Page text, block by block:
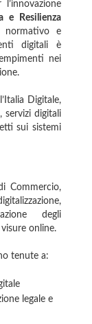
e Resilienza
normativo e
digitali è
nei
Digitale,
servizi digitali
sui sistemi
Commercio,
degli
online.
tenute a:
legale e